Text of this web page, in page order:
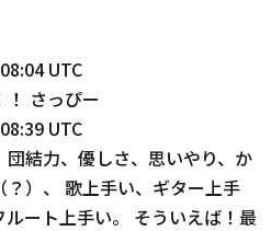
UTC
！ さっぴー
UTC
結力、優しさ、思いやり、か
？）、 歌上手い、ギター上手
ート上手い。 そういえば！最